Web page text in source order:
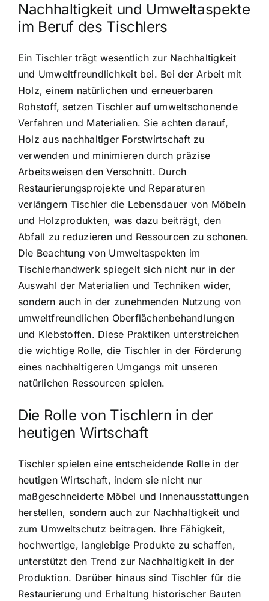
Nachhaltigkeit und Umweltaspekte
im Beruf des Tischlers
Ein Tischler trägt wesentlich zur Nachhaltigkeit
und Umweltfreundlichkeit bei. Bei der Arbeit mit
Holz, einem natürlichen und erneuerbaren
Rohstoff, setzen Tischler auf umweltschonende
Verfahren und Materialien. Sie achten darauf,
Holz aus nachhaltiger Forstwirtschaft zu
verwenden und minimieren durch präzise
Arbeitsweisen den Verschnitt. Durch
Restaurierungsprojekte und Reparaturen
verlängern Tischler die Lebensdauer von Möbeln
und Holzprodukten, was dazu beiträgt, den
Abfall zu reduzieren und Ressourcen zu schonen.
Die Beachtung von Umweltaspekten im
Tischlerhandwerk spiegelt sich nicht nur in der
Auswahl der Materialien und Techniken wider,
sondern auch in der zunehmenden Nutzung von
umweltfreundlichen Oberflächenbehandlungen
und Klebstoffen. Diese Praktiken unterstreichen
die wichtige Rolle, die Tischler in der Förderung
eines nachhaltigeren Umgangs mit unseren
natürlichen Ressourcen spielen.
Die Rolle von Tischlern in der
heutigen Wirtschaft
Tischler spielen eine entscheidende Rolle in der
heutigen Wirtschaft, indem sie nicht nur
maßgeschneiderte Möbel und Innenausstattungen
herstellen, sondern auch zur Nachhaltigkeit und
zum Umweltschutz beitragen. Ihre Fähigkeit,
hochwertige, langlebige Produkte zu schaffen,
unterstützt den Trend zur Nachhaltigkeit in der
Produktion. Darüber hinaus sind Tischler für die
Restaurierung und Erhaltung historischer Bauten